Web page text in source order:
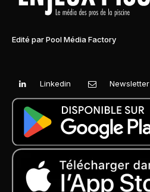
Edité par Pool Média Factory
Linkedin Newsletter